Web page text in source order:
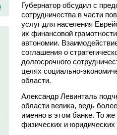
Губернатор обсудил с
сотрудничества в части
услуг для населения
их финансовой
автономии.
соглашения о
долгосрочного
целях социально-
области.
Александр Левинталь
области велика, ведь
именно в этом банке. То
физических и